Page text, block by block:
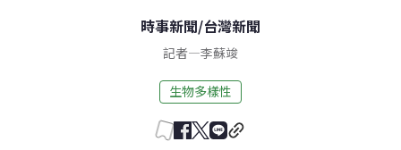
時事新聞/台灣新聞
記者—李蘇竣
生物多樣性